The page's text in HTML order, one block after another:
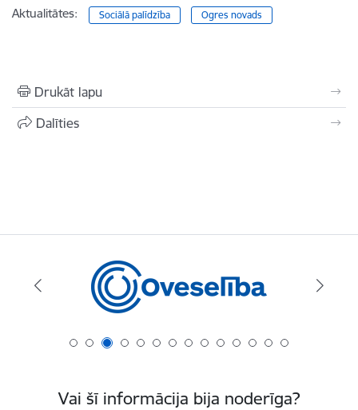
Aktualitātes: Sociālā palīdzība Ogres novads
Drukāt lapu
Dalīties
Vai šī informācija bija noderīga?